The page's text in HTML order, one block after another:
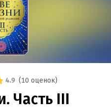
4.9 (10 оценок)
Часть III